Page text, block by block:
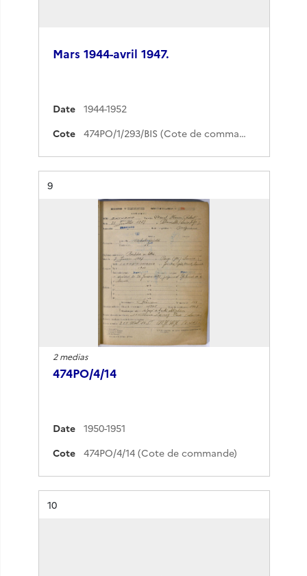
Mars 1944-avril 1947.
Date
1944-1952
Cote
474PO/1/293/BIS (Cote de commande)
Résultat n°
9
2 medias
474PO/4/14
Date
1950-1951
Cote
474PO/4/14 (Cote de commande)
Résultat n°
10